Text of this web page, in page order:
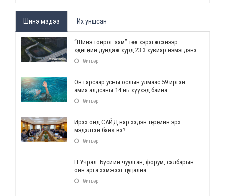
Шинэ мэдээ Их уншсан
“Шинэ тойрог зам” төсөл хэрэгжсэнээр
хөдөлгөөний дундаж хурд 23.3 хувиар нэмэгдэнэ
Өчигдөр
Он гарсаар усны ослын улмаас 59 иргэн
амиа алдсаны 14 нь хүүхэд байна
Өчигдөр
Ирэх онд САЙД нар хэдэн төгрөгийн эрх
мэдэлтэй байх вэ?
Өчигдөр
Н.Учрал: Бүсийн чуулган, форум, салбарын
ойн арга хэмжээг цуцална
Өчигдөр